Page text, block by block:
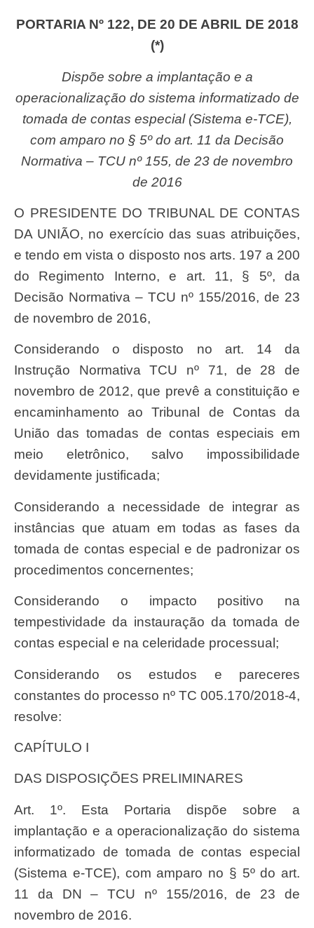
PORTARIA Nº 122, DE 20 DE ABRIL DE 2018
(*)
Dispõe sobre a implantação e a
operacionalização do sistema informatizado de
tomada de contas especial (Sistema e-TCE),
com amparo no § 5º do art. 11 da Decisão
Normativa – TCU nº 155, de 23 de novembro
de 2016
O PRESIDENTE DO TRIBUNAL DE CONTAS
DA UNIÃO, no exercício das suas atribuições,
e tendo em vista o disposto nos arts. 197 a 200
do Regimento Interno, e art. 11, § 5º, da
Decisão Normativa – TCU nº 155/2016, de 23
de novembro de 2016,
Considerando o disposto no art. 14 da
Instrução Normativa TCU nº 71, de 28 de
novembro de 2012, que prevê a constituição e
encaminhamento ao Tribunal de Contas da
União das tomadas de contas especiais em
meio eletrônico, salvo impossibilidade
devidamente justificada;
Considerando a necessidade de integrar as
instâncias que atuam em todas as fases da
tomada de contas especial e de padronizar os
procedimentos concernentes;
Considerando o impacto positivo na
tempestividade da instauração da tomada de
contas especial e na celeridade processual;
Considerando os estudos e pareceres
constantes do processo nº TC 005.170/2018-4,
resolve:
CAPÍTULO I
DAS DISPOSIÇÕES PRELIMINARES
Art. 1º. Esta Portaria dispõe sobre a
implantação e a operacionalização do sistema
informatizado de tomada de contas especial
(Sistema e-TCE), com amparo no § 5º do art.
11 da DN – TCU nº 155/2016, de 23 de
novembro de 2016.